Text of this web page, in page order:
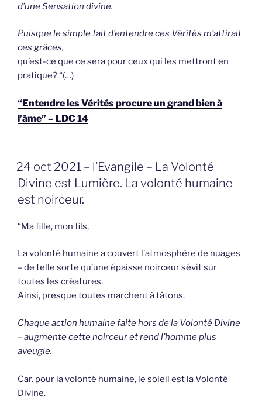
d’une Sensation divine.
Puisque le simple fait d’entendre ces Vérités m’attirait
ces grâces,
qu’est-ce que ce sera pour ceux qui les mettront en
pratique? “(…)
“Entendre les Vérités procure un grand bien à
l’âme” – LDC 14
GEPLAATST
OP
24 oct 2021 – l’Evangile – La Volonté
Divine est Lumière. La volonté humaine
est noirceur.
“Ma fille, mon fils,
La volonté humaine a couvert l’atmosphère de nuages
– de telle sorte qu’une épaisse noirceur sévit sur
toutes les créatures.
Ainsi, presque toutes marchent à tâtons.
Chaque action humaine faite hors de la Volonté Divine
– augmente cette noirceur et rend l’homme plus
aveugle.
Car. pour la volonté humaine, le soleil est la Volonté
Divine.